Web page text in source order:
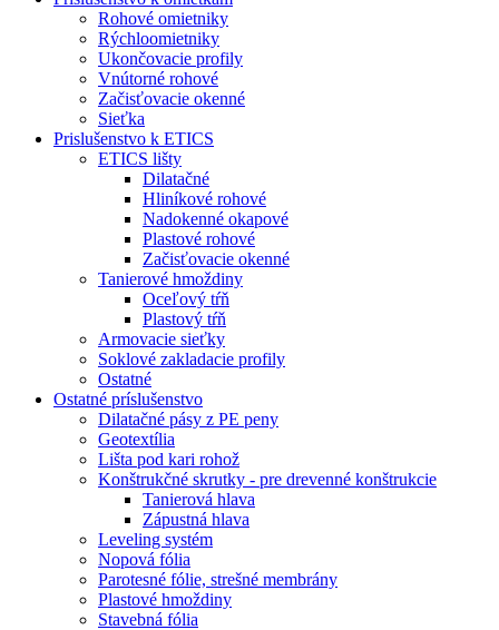
Rohové omietniky
Rýchloomietniky
Ukončovacie profily
Vnútorné rohové
Začisťovacie okenné
Sieťka
Prislušenstvo k ETICS
ETICS lišty
Dilatačné
Hliníkové rohové
Nadokenné okapové
Plastové rohové
Začisťovacie okenné
Tanierové hmoždiny
Oceľový tŕň
Plastový tŕň
Armovacie sieťky
Soklové zakladacie profily
Ostatné
Ostatné príslušenstvo
Dilatačné pásy z PE peny
Geotextília
Lišta pod kari rohož
Konštrukčné skrutky - pre drevenné konštrukcie
Tanierová hlava
Zápustná hlava
Leveling systém
Nopová fólia
Parotesné fólie, strešné membrány
Plastové hmoždiny
Stavebná fólia